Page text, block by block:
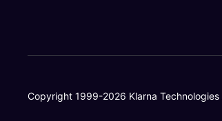
Copyright 1999-2026 Klarna Technologies